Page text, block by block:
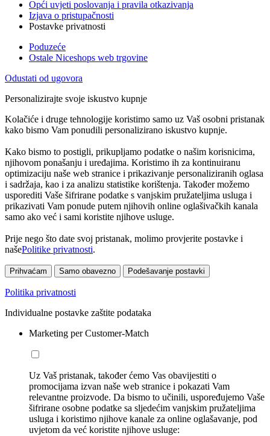
Opći uvjeti poslovanja i pravila otkazivanja
Izjava o pristupačnosti
Postavke privatnosti
Poduzeće
Ostale Niceshops web trgovine
Odustati od ugovora
Personalizirajte svoje iskustvo kupnje
Kolačiće i druge tehnologije koristimo samo uz Vaš osobni pristanak
kako bismo Vam ponudili personalizirano iskustvo kupnje.
Kako bismo to postigli, prikupljamo podatke o našim korisnicima,
njihovom ponašanju i uređajima. Koristimo ih za kontinuiranu
optimizaciju naše web stranice i prikazivanje personaliziranih oglasa
i sadržaja, kao i za analizu statistike korištenja. Također možemo
usporediti Vaše šifrirane podatke s vanjskim pružateljima usluga i
prikazivati Vam ponude putem njihovih online oglašivačkih kanala
samo ako već i sami koristite njihove usluge.
Prije nego što date svoj pristanak, molimo provjerite postavke i
našePolitike privatnosti.
Prihvaćam Samo obavezno Podešavanje postavki
Politika privatnosti
Individualne postavke zaštite podataka
Marketing per Customer-Match
Uz Vaš pristanak, također ćemo Vas obavijestiti o
promocijama izvan naše web stranice i pokazati Vam
relevantne proizvode. Da bismo to učinili, uspoređujemo Vaše
šifrirane osobne podatke sa sljedećim vanjskim pružateljima
usluga i koristimo njihove kanale za online oglašavanje, pod
uvjetom da već koristite njihove usluge: